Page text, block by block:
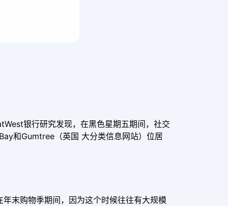
银行研究发现，在黑色星期五期间，社交
和Gumtree（英国 大分类信息网站）位居
末购物季期间，因为这个时候往往有大规模